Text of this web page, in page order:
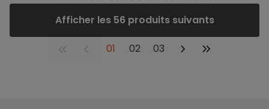
Afficher les 56 produits suivants
01 02 03